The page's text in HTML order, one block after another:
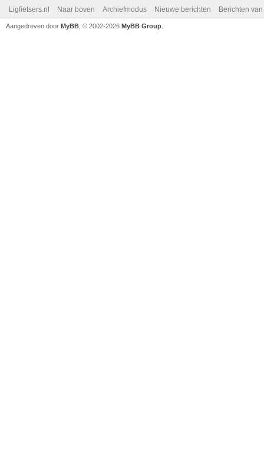
Ligfietsers.nl Naar boven Archiefmodus Nieuwe berichten Berichten
Aangedreven door MyBB , © 2002-2026 MyBB Group